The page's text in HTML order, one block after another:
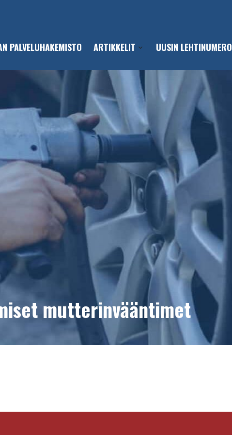
PALVELUHAKEMISTO ARTIKKELIT
sub-
menu
UUSIN LEHTINUMERO
mutterinvääntimet